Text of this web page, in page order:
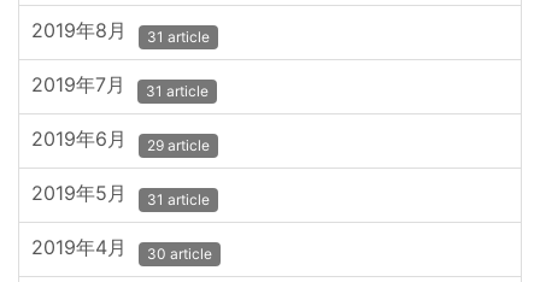
2019年8月 31 article
2019年7月 31 article
2019年6月 29 article
2019年5月 31 article
2019年4月 30 article